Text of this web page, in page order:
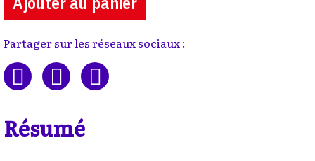
Partager sur les réseaux sociaux :
Résumé